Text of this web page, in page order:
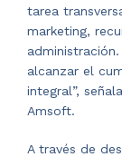
tarea
marketing,
alcanzar el
integral”,
Amsoft.
A través de